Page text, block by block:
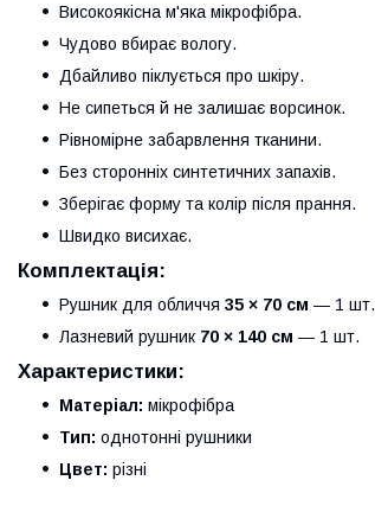
Високоякісна м'яка мікрофібра.
Чудово вбирає вологу.
Дбайливо піклується про шкіру.
Не сипеться й не залишає ворсинок.
Рівномірне забарвлення тканини.
Без сторонніх синтетичних запахів.
Зберігає форму та колір після прання.
Швидко висихає.
Комплектація:
Рушник для обличчя 35 × 70 см — 1 шт.
Лазневий рушник 70 × 140 см — 1 шт.
Характеристики:
Матеріал: мікрофібра
Тип: однотонні рушники
Цвет: різні